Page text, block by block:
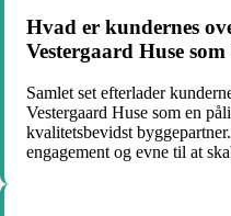
Hvad er kundernes
Vestergaard Huse
Samlet set efterlader
Vestergaard Huse som en
kvalitetsbevidst
engagement og evne til at